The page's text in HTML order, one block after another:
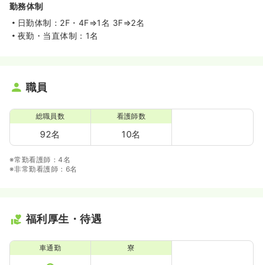
勤務体制
日勤体制：2F・4F⇒1名 3F⇒2名
夜勤・当直体制：1名
職員
総職員数
92名
看護師数
10名
※常勤看護師：4名
※非常勤看護師：6名
福利厚生・待遇
車通勤 寮